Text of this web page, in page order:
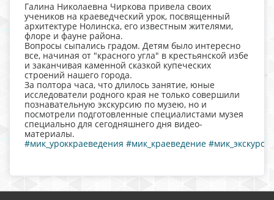
Галина Николаевна Чиркова привела своих
учеников на краеведческий урок, посвященный
архитектуре Нолинска, его известным жителями,
флоре и фауне района.
Вопросы сыпались градом. Детям было интересно
все, начиная от "красного угла" в крестьянской избе
и заканчивая каменной сказкой купеческих
строений нашего города.
За полтора часа, что длилось занятие, юные
исследователи родного края не только совершили
познавательную экскурсию по музею, но и
посмотрели подготовленные специалистами музея
специально для сегодняшнего дня видео-
материалы.
#мик_уроккраеведения #мик_краеведение